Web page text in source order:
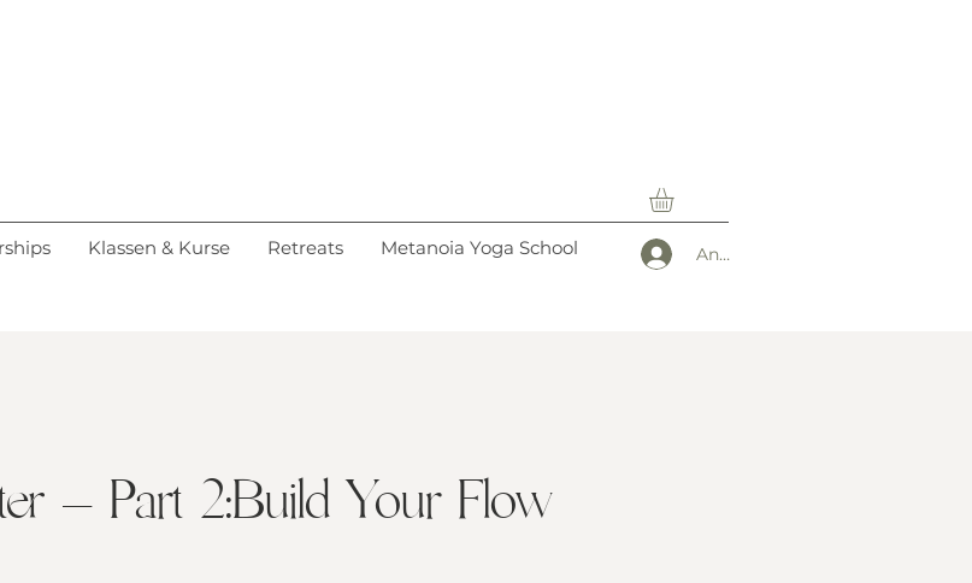
Anmelden
Klassen & Kurse Retreats Metanoia Yoga School
– Part 2:Build Your Flow